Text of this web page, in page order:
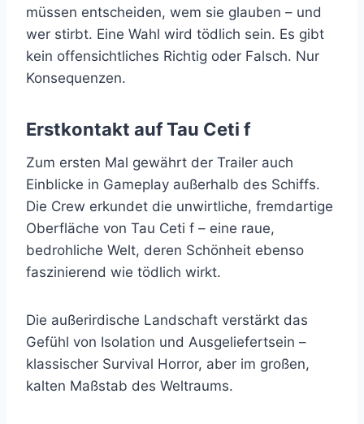
müssen entscheiden, wem sie glauben – und
wer stirbt. Eine Wahl wird tödlich sein. Es gibt
kein offensichtliches Richtig oder Falsch. Nur
Konsequenzen.
Erstkontakt auf Tau Ceti f
Zum ersten Mal gewährt der Trailer auch
Einblicke in Gameplay außerhalb des Schiffs.
Die Crew erkundet die unwirtliche, fremdartige
Oberfläche von Tau Ceti f – eine raue,
bedrohliche Welt, deren Schönheit ebenso
faszinierend wie tödlich wirkt.
Die außerirdische Landschaft verstärkt das
Gefühl von Isolation und Ausgeliefertsein –
klassischer Survival Horror, aber im großen,
kalten Maßstab des Weltraums.